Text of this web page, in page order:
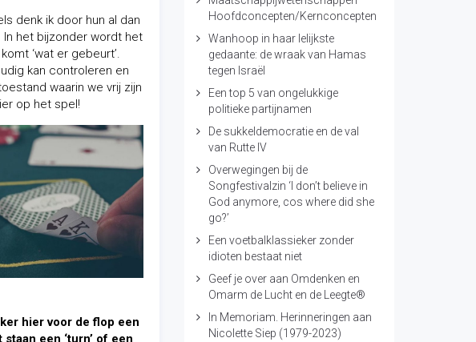
denk ik door hun al dan
het bijzonder wordt het
‘wat er gebeurt’.
kan controleren en
waarin we vrij zijn
op het spel!
hier voor de flop een
een ‘turn’ of een
Hoofdconcepten/Kernconcepten
Wanhoop in haar lelijkste
gedaante: de wraak van Hamas
tegen Israël
Een top 5 van ongelukkige
politieke partijnamen
De sukkeldemocratie en de val
van Rutte IV
Overwegingen bij de
Songfestivalzin ‘I don’t believe in
God anymore, cos where did she
go?’
Een voetbalklassieker zonder
idioten bestaat niet
Geef je over aan Omdenken en
Omarm de Lucht en de Leegte®
In Memoriam. Herinneringen aan
Nicolette Siep (1979-2023)